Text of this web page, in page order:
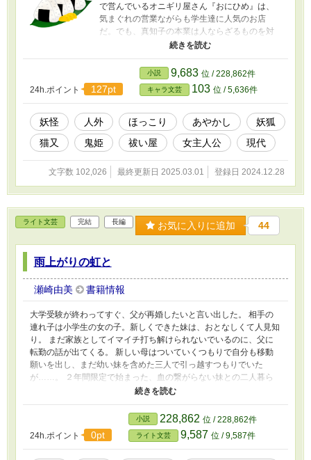
で営んでいるオニギリ屋さん『おにひめ』は、
気まぐれの営業ながらも学生達に人気のお店
だ。でも、真知子の本業は人ならざるものを対
処するお祓い屋。霊やあやかしにまつわる相談
日、祓いの仕事から戻って来た真知子が家の中
で倒れてしまう。加齢による力の限界を感じた
祖母から、美琴は祓いの力の継承を受ける。
と、美琴はこれまで視えなかったモノが視える
ようになり……。 ★「第８回キャラ文芸大賞」
奨励賞。 ★Nolaノベル「第一回Nola原作大賞
ことのは文庫」佳作。
24h.ポイント 127pt
小説 9,683 位 / 228,862件
キャラ文芸 103 位 / 5,636件
妖怪 人外 ほっこり あやかし
妖狐
猫又
鬼姫 祓い屋 女主人公 現代
文字数 102,026 最終更新日 2025.03.01 登録日 2024.12.28
ライト文芸 完結 長編 お気に入りに追加 44
雨上がりの虹と
瀬崎由美 書籍情報
大学受験が終わってすぐ、父が再婚したいと言い出した。 相手の
連れ子は小学生の女の子。新しくできた妹は、おとなしくて人見知
り。 まだ家族としてイマイチ打ち解けられないでいるのに、父に
転勤の話が出てくる。 新しい母はついていくつもりで自分も移動
願いを出し、まだ幼い妹を含めた三人で引っ越すつもりでいた
が……。 ２年間限定で始まった、血の繋がらない妹との二人暮ら
し。 気を使い過ぎて何でも我慢してしまう妹と、まだ十代なのに
ずつ縮まっていく姉妹の距離。 ★第7回ライト文芸大賞で奨励賞
をいただきました。
24h.ポイント
0pt
小説 228,862 位 / 228,862件
ライト文芸 9,587 位 / 9,587件